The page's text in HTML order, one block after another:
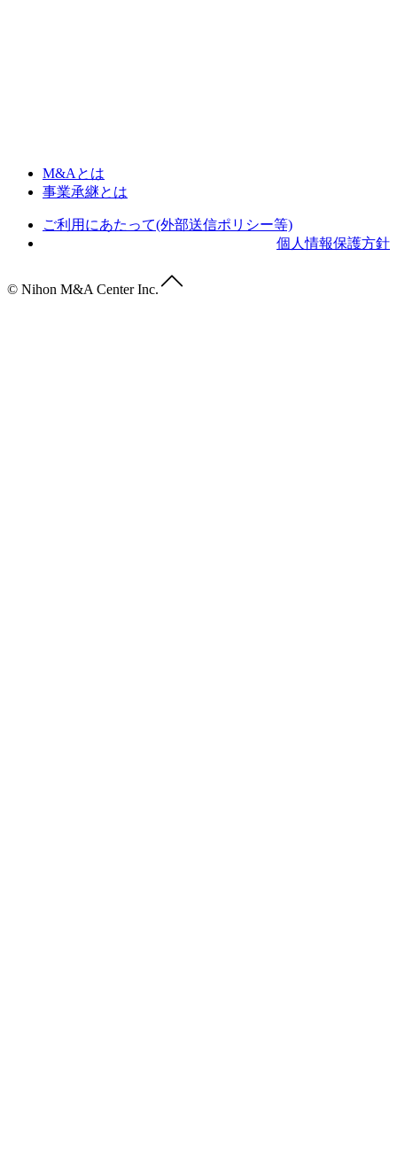
M&Aとは
事業承継とは
ご利用にあたって(外部送信ポリシー等)
個人情報保護方針
© Nihon M&A Center Inc.